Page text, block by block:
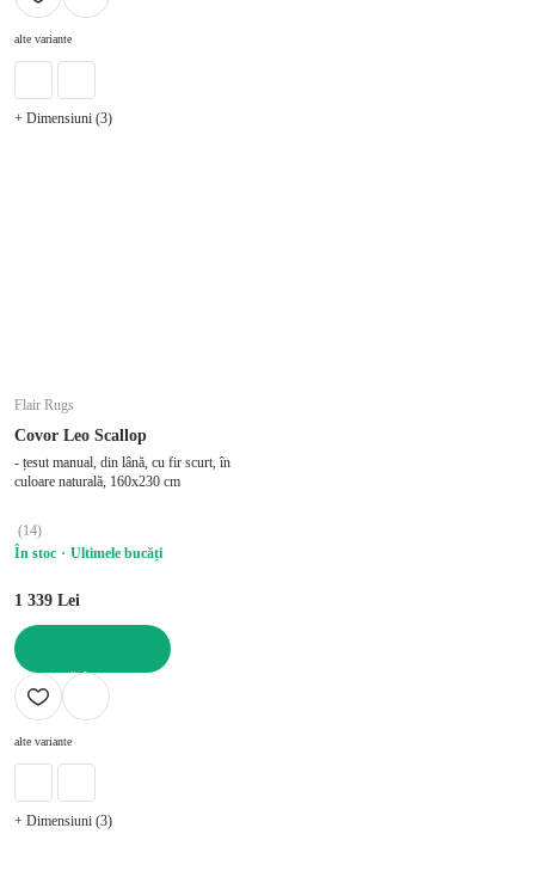
alte variante
+ Dimensiuni (3)
Flair Rugs
Covor Leo Scallop
- țesut manual, din lână, cu fir scurt, în
culoare naturală, 160x230 cm
(14)
În stoc
Ultimele bucăți
1 339 Lei
ADAUGĂ ÎN COȘ
alte variante
+ Dimensiuni (3)